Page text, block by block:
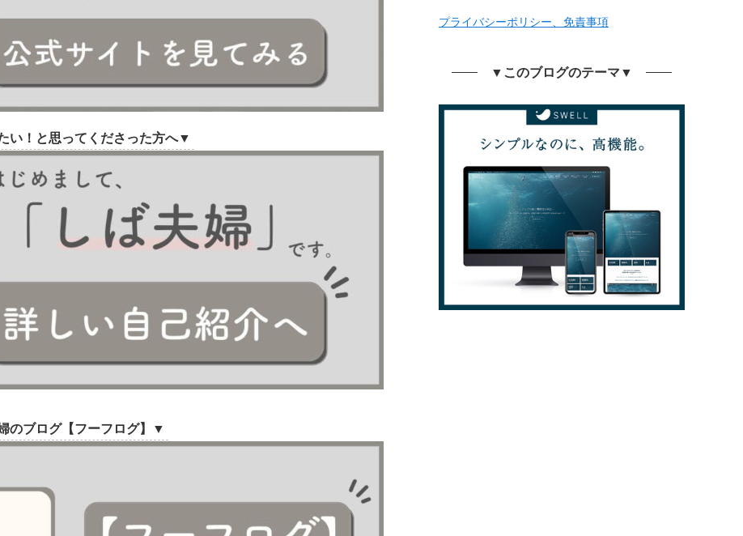
い！と思ってくださった方へ▼
のブログ【フーフログ】▼
プライバシーポリシー、免責事項
▼このブログのテーマ▼